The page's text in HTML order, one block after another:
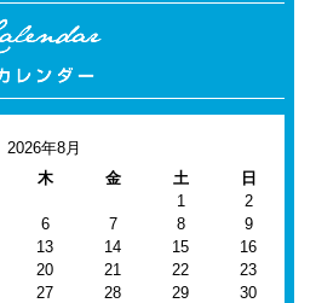
2026年8月
木 金 土
日
1
2
6 7 8
9
13 14 15
16
20 21 22
23
27 28 29
30